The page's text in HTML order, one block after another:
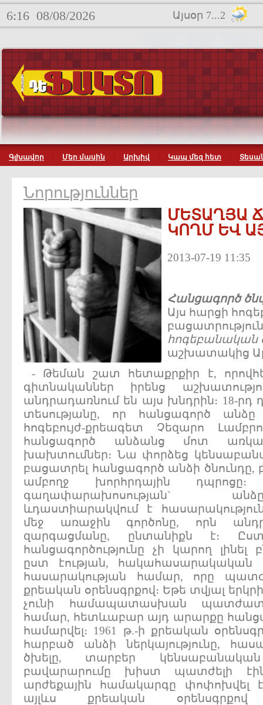
6:16 08/08/2026 Այսօր 7...2
Գլխավոր Մեր մասին Արխիվ Կապ մեզ հետ
Նորություններ
ՄԵՏԱՂՅԱ
ԿՈՂՄ ԵՎ
2013-07-19 11:35
Հանցագործ
Այս հարցի
հոգեբանական
աշխատակից
- Թեման շատ հետաքրքիր է,
գիտնականներ իրենց
անդրադառնում են այս խնդրին։ 18-րդ
տեսությանը, որ հանցագործ անձը
հոգեբույժ-քրեագետ Չեզարո
հանցագործ անձանց մոտ առկա
խախտումներ։ Նա փորձեց
բացատրել հանցագործ անձի ծնունդը,
ամբողջ խորհրդային
գաղափարախոսության`
ևդաստիարակվում է
մեջ առաջին գործոնը, որն
զարգացմանը, ընտանիքն է։
հանցագործությունը չի կարող լինել
ըստ էության,
հասարակության համար, որը
քրեական օրենսգրքով։ Եթե տվյալ
չունի համապատասխան
համար, հետևաբար այդ արարքը
համարվել։ 1961 թ.-ի քրեական
հարբած անձի ներկայությունը,
ծխելը, տարբեր կենսաբանական
բավարարումը խիստ պատժելի
արժեքային համակարգը փոփոխվել
այլևս քրեական